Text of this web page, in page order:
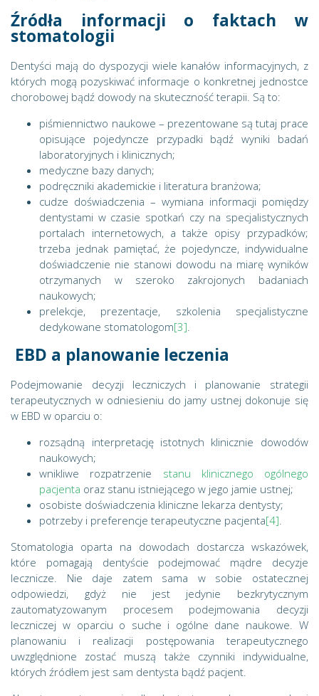
Źródła informacji o faktach w
stomatologii
Dentyści mają do dyspozycji wiele kanałów informacyjnych, z
których mogą pozyskiwać informacje o konkretnej jednostce
chorobowej bądź dowody na skuteczność terapii. Są to:
piśmiennictwo naukowe – prezentowane są tutaj prace
opisujące pojedyncze przypadki bądź wyniki badań
laboratoryjnych i klinicznych;
medyczne bazy danych;
podręczniki akademickie i literatura branżowa;
cudze doświadczenia – wymiana informacji pomiędzy
dentystami w czasie spotkań czy na specjalistycznych
portalach internetowych, a także opisy przypadków;
trzeba jednak pamiętać, że pojedyncze, indywidualne
doświadczenie nie stanowi dowodu na miarę wyników
otrzymanych w szeroko zakrojonych badaniach
naukowych;
prelekcje, prezentacje, szkolenia specjalistyczne
dedykowane stomatologom[3]
EBD a planowanie leczenia
Podejmowanie decyzji leczniczych i planowanie strategii
terapeutycznych w odniesieniu do jamy ustnej dokonuje się
w EBD w oparciu o:
rozsądną interpretację istotnych klinicznie dowodów
naukowych;
wnikliwe rozpatrzenie stanu klinicznego ogólnego
pacjenta oraz stanu istniejącego w jego jamie ustnej;
osobiste doświadczenia kliniczne lekarza dentysty;
potrzeby i preferencje terapeutyczne pacjenta[4].
Stomatologia oparta na dowodach dostarcza wskazówek,
które pomagają dentyście podejmować mądre decyzje
lecznicze. Nie daje zatem sama w sobie ostatecznej
odpowiedzi, gdyż nie jest jedynie bezkrytycznym
zautomatyzowanym procesem podejmowania decyzji
leczniczej w oparciu o suche i ogólne dane naukowe. W
planowaniu i realizacji postępowania terapeutycznego
uwzględnione zostać muszą także czynniki indywidualne,
których źródłem jest sam dentysta bądź pacjent.